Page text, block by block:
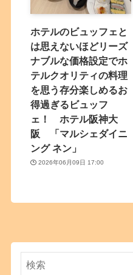
ホテルのビュッフェと
は思えないほどリーズ
ナブルな価格設定でホ
テルクオリティの料理
を思う存分楽しめるお
得過ぎるビュッフ
ェ！ ホテル阪神大
阪 「マルシェダイニ
ング ネン」
2026年06月09日 17:00